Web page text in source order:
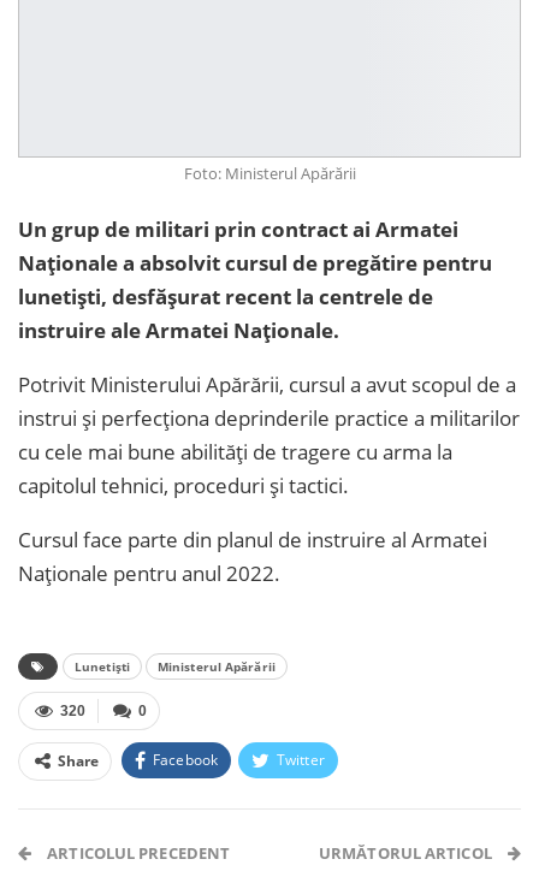
Foto: Ministerul Apărării
Un grup de militari prin contract ai Armatei
Naționale a absolvit cursul de pregătire pentru
lunetiști, desfășurat recent la centrele de
instruire ale Armatei Naționale.
Potrivit Ministerului Apărării, cursul a avut scopul de a
instrui și perfecționa deprinderile practice a militarilor
cu cele mai bune abilități de tragere cu arma la
capitolul tehnici, proceduri şi tactici.
Cursul face parte din planul de instruire al Armatei
Naționale pentru anul 2022.
Lunetiști Ministerul Apărării
0
320
Share Facebook Twitter
Telegram WhatsApp Viber
ARTICOLUL PRECEDENT URMĂTORUL ARTICOL